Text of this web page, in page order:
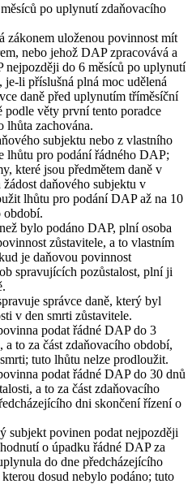
po uplynutí zdaňovacího
zákonem uloženou povinnost mít
nebo jehož DAP zpracovává a
nejpozději do 6 měsíců po uplynutí
li příslušná plná moc udělená
daně před uplynutím tříměsíční
věty první tento poradce
lhůta zachována.
subjektu nebo z vlastního
lhůtu pro podání řádného DAP;
které jsou předmětem daně v
daňového subjektu v
lhůtu pro podání DAP až na 10
období.
bylo podáno DAP, plní osoba
zůstavitele, a to vlastním
je daňovou povinnost
spravujících pozůstalost, plní ji
správce daně, který byl
v den smrti zůstavitele.
podat řádné DAP do 3
a to za část zdaňovacího období,
tuto lhůtu nelze prodloužit.
podat řádné DAP do 30 dnů
a to za část zdaňovacího
dni skončení řízení o
subjekt povinen podat nejpozději
o úpadku řádné DAP za
do dne předcházejícího
dosud nebylo podáno; tuto